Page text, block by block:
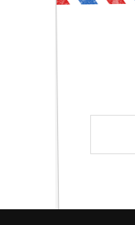
проверить свои
останется на